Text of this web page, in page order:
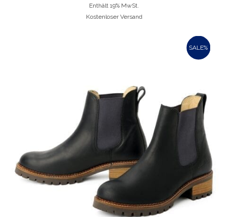
Enthält 19% MwSt.
Kostenloser Versand
SALE%